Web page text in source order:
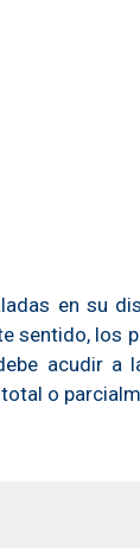
en su
sentido,
acudir
o